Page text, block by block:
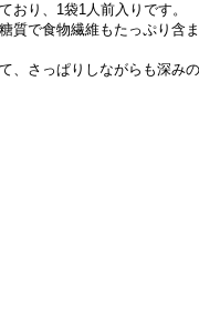
おり、1袋1人前入りです。
質で食物繊維もたっぷり含
さっぱりしながらも深みの